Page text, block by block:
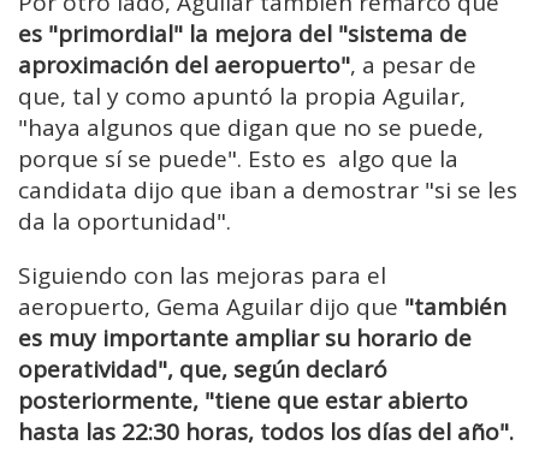
es "primordial" la mejora del "sistema de
aproximación del aeropuerto", a pesar de
que, tal y como apuntó la propia Aguilar,
"haya algunos que digan que no se puede,
porque sí se puede". Esto es algo que la
candidata dijo que iban a demostrar "si se les
da la oportunidad".
Siguiendo con las mejoras para el
aeropuerto, Gema Aguilar dijo que "también
es muy importante ampliar su horario de
operatividad", que, según declaró
posteriormente, "tiene que estar abierto
hasta las 22:30 horas, todos los días del año".